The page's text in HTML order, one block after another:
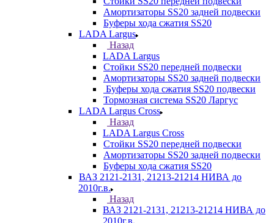
Амортизаторы SS20 задней подвески
Буферы хода сжатия SS20
LADA Largus
Назад
LADA Largus
Стойки SS20 передней подвески
Амортизаторы SS20 задней подвески
Буферы хода сжатия SS20 подвески
Тормозная система SS20 Ларгус
LADA Largus Cross
Назад
LADA Largus Cross
Стойки SS20 передней подвески
Амортизаторы SS20 задней подвески
Буферы хода сжатия SS20
ВАЗ 2121-2131, 21213-21214 НИВА до
2010г.в.
Назад
ВАЗ 2121-2131, 21213-21214 НИВА до
2010г.в.